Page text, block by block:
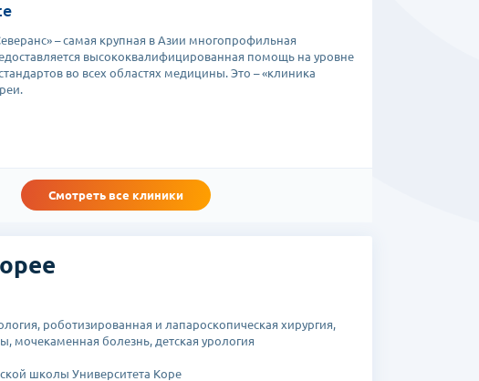
– самая крупная в Азии многопрофильная
высококвалифицированная помощь на уровне
во всех областях медицины. Это – «клиника
Смотреть все клиники
роботизированная и лапароскопическая хирургия,
мочекаменная болезнь, детская урология
школы Университета Коре